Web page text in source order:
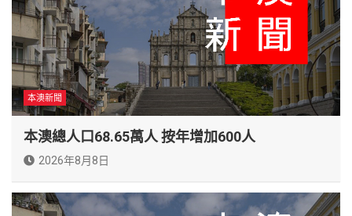
本澳新聞
本澳總人口68.65萬人 按年增加600人
2026年8月8日